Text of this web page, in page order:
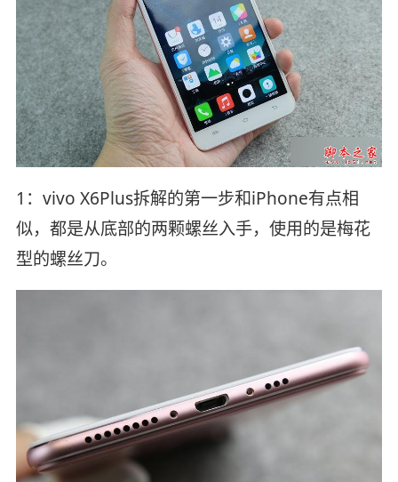
1：vivo X6Plus拆解的第一步和iPhone有点相
似，都是从底部的两颗螺丝入手，使用的是梅花
型的螺丝刀。